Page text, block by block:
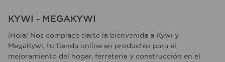
KYWI - MEGAKYWI
¡Hola! Nos complace darte la bienvenida a Kywi y
MegaKywi, tu tienda online en productos para el
mejoramiento del hogar, ferretería y construcción en el